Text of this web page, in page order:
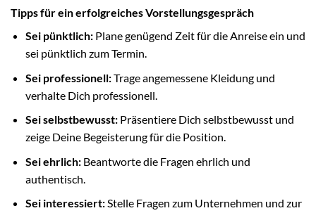
Tipps für ein erfolgreiches Vorstellungsgespräch
Sei pünktlich:Plane genügend Zeit für die Anreise ein und
sei pünktlich zum Termin.
Sei professionell:Trage angemessene Kleidung und
verhalte Dich professionell.
Sei selbstbewusst:Präsentiere Dich selbstbewusst und
zeige Deine Begeisterung für die Position.
Sei ehrlich:Beantworte die Fragen ehrlich und
authentisch.
Sei interessiert:Stelle Fragen zum Unternehmen und zur